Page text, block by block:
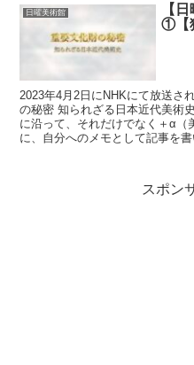
日曜美術館
【
①【
2023年4月2日にNHKにて放送さ
の秘密 知られざる日本近代美術
に沿って、それだけでなく＋α（
に、自分へのメモとして記事を
スポン